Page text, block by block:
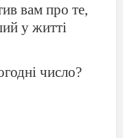
вам про те,
у житті
число?